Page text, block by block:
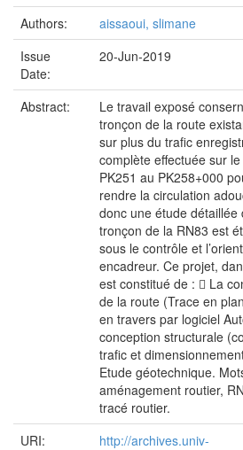
Authors:
aissaoui, slimane
Issue
Date:
20-Jun-2019
Abstract:
Le travail exposé
tronçon de la route
sur plus du trafic
complète effectuée sur
PK251 au PK258+000
rendre la circulation
donc une étude
tronçon de la RN83 est
sous le contrôle et
encadreur. Ce projet,
est constitué de :  La
de la route (Trace en
en travers par logiciel
conception structurale
trafic et
Etude géotechnique.
aménagement routier,
tracé routier.
URI:
http://archives.univ-